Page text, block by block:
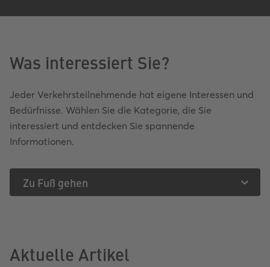
Was interessiert Sie?
Jeder Verkehrsteilnehmende hat eigene Interessen und
Bedürfnisse. Wählen Sie die Kategorie, die Sie
interessiert und entdecken Sie spannende
Informationen.
Zu Fuß gehen
Aktuelle Artikel